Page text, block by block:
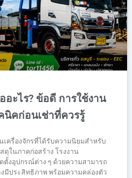
อะไร? ข้อดี การใช้งาน
นิคก่อนเช่าที่ควรรู้
เครื่องจักรที่ได้รับความนิยมสำหรับ
ดุในภาคก่อสร้าง โรงงาน
ตั้งอุปกรณ์ต่าง ๆ ด้วยความสามารถ
มีประสิทธิภาพ พร้อมความคล่องตัว